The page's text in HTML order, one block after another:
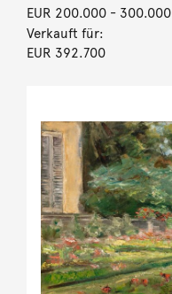
EUR 200.000- 300.000
Verkauft für:
EUR 392.700